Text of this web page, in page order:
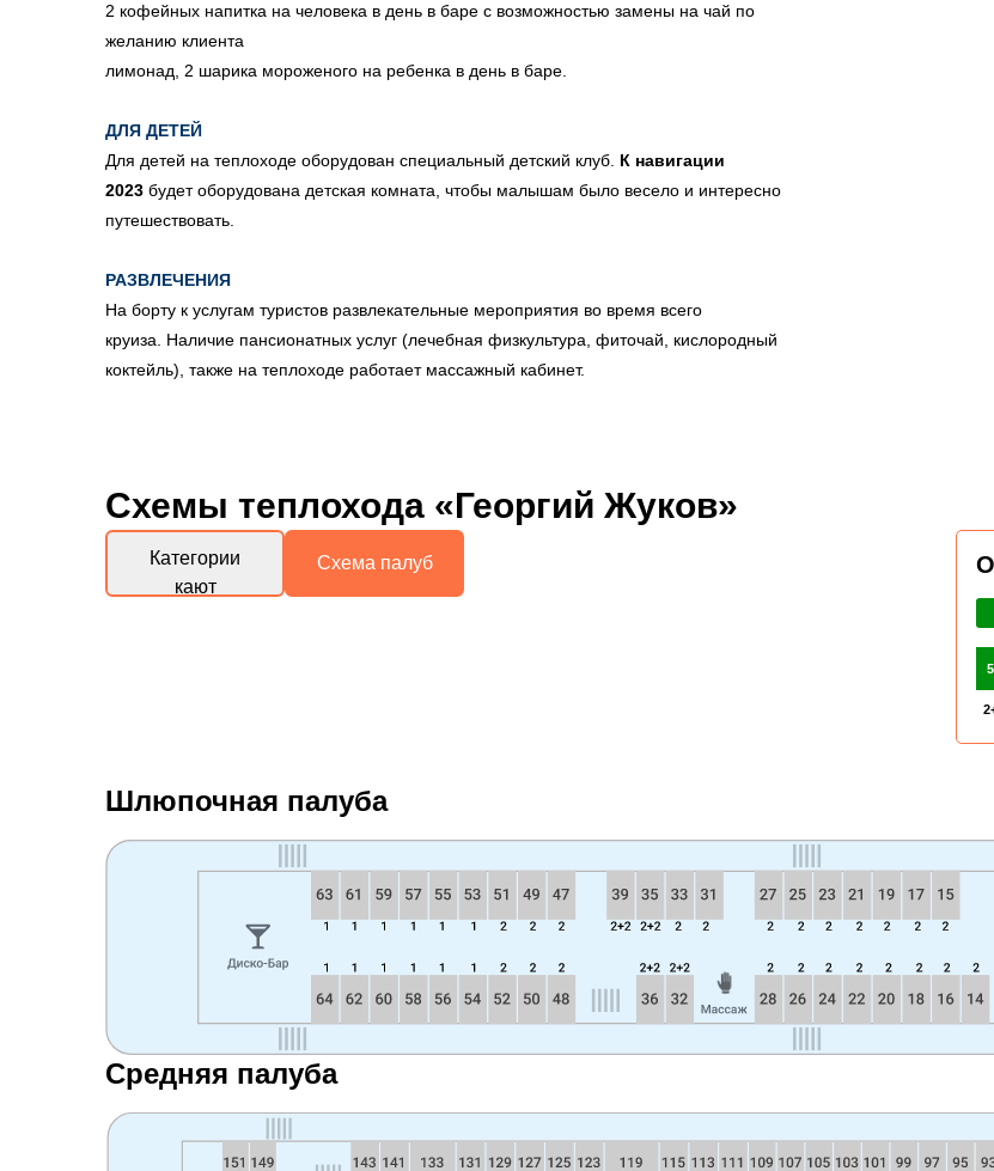
2 кофейных напитка на человека в день в баре с возможностью замены на чай по
желанию клиента
лимонад, 2 шарика мороженого на ребенка в день в баре.
ДЛЯ ДЕТЕЙ
Для детей на теплоходе оборудован специальный детский клуб. К навигации
2023 будет оборудована детская комната, чтобы малышам было весело и интересно
путешествовать.
РАЗВЛЕЧЕНИЯ
На борту к услугам туристов развлекательные мероприятия во время всего
круиза. Наличие пансионатных услуг (лечебная физкультура, фиточай, кислородный
коктейль), также на теплоходе работает массажный кабинет.
Схемы теплохода «Георгий Жуков»
Категории
кают
Схема палуб
Шлюпочная палуба
Средняя палуба